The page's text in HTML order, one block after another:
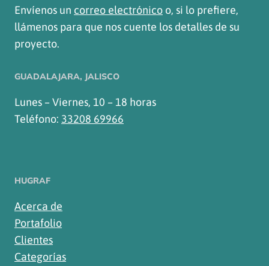
Envíenos un correo electrónico o, si lo prefiere,
llámenos para que nos cuente los detalles de su
proyecto.
GUADALAJARA, JALISCO
Lunes – Viernes, 10 – 18 horas
Teléfono: 33208 69966
HUGRAF
Acerca de
Portafolio
Clientes
Categorías